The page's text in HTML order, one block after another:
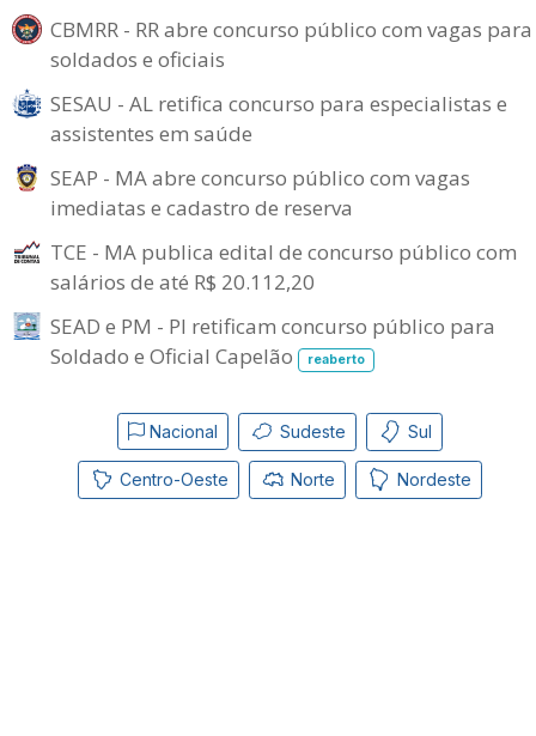
CBMRR - RR abre concurso público com vagas para
soldados e oficiais
SESAU - AL retifica concurso para especialistas e
assistentes em saúde
SEAP - MA abre concurso público com vagas
imediatas e cadastro de reserva
TCE - MA publica edital de concurso público com
salários de até R$ 20.112,20
SEAD e PM - PI retificam concurso público para
Soldado e Oficial Capelão
reaberto
Nacional Sudeste Sul
Centro-Oeste Norte Nordeste